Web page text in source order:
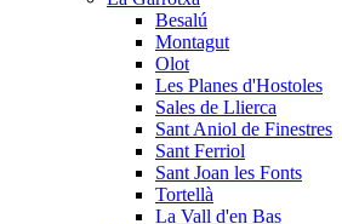
Besalú
Montagut
Olot
Les Planes d'Hostoles
Sales de Llierca
Sant Aniol de Finestres
Sant Ferriol
Sant Joan les Fonts
Tortellà
La Vall d'en Bas